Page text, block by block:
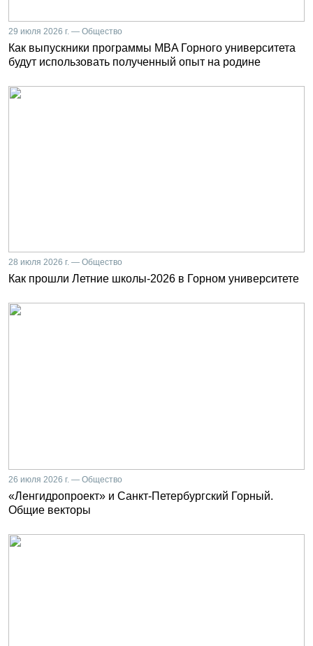
29 июля 2026 г. — Общество
Как выпускники программы MBA Горного университета
будут использовать полученный опыт на родине
28 июля 2026 г. — Общество
Как прошли Летние школы-2026 в Горном университете
26 июля 2026 г. — Общество
«Ленгидропроект» и Санкт-Петербургский Горный.
Общие векторы